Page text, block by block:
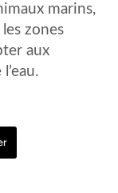
marins,
zones
aux